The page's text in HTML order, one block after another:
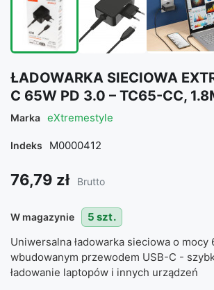
ŁADOWARKA SIECIOWA
C 65W PD 3.0 – TC65-CC,
Marka eXtremestyle
Indeks M0000412
76,79 zł Brutto
W magazynie
5 szt.
Uniwersalna ładowarka sieciowa o mocy
wbudowanym przewodem USB-C -
ładowanie laptopów i innych urządzeń